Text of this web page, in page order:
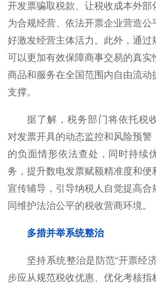
开发票骗取税款、让税收成本外部
为合规经营、依法开票企业营造公
好激发经营主体活力。此外，通过
可以更加有效保障商事交易的真实
商品和服务在全国范围内自由流动
支撑。
据了解，税务部门将依托税
对发票开具的动态监控和风险预警
的负面情形依法查处，同时持续
务，提升数电发票赋额精准度和便
宣传辅导，引导纳税人自觉提高合
同维护法治公平的税收营商环境。
多措并举系统整治
坚持系统整治是防范“开票经
步应从规范税收优惠、优化考核指